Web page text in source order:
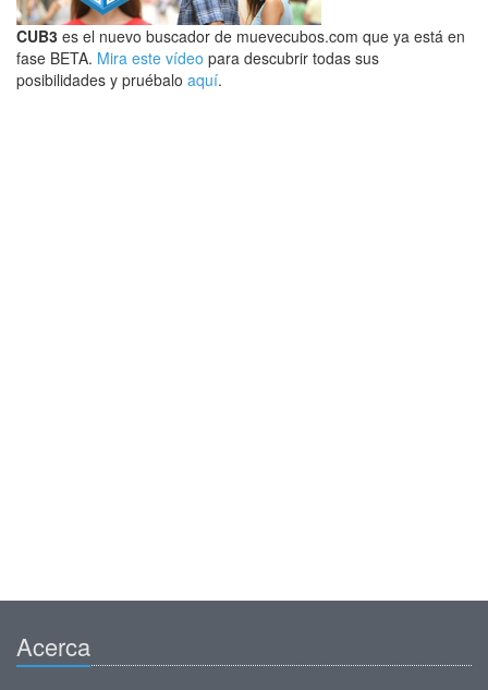
CUB3 es el nuevo buscador de muevecubos.com que ya está en
fase BETA. Mira este vídeo para descubrir todas sus
posibilidades y pruébalo aquí.
Acerca